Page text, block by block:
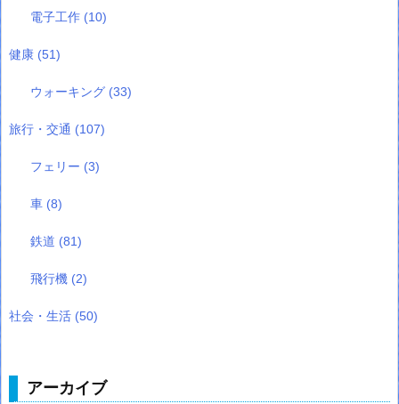
電子工作 (10)
健康 (51)
ウォーキング (33)
旅行・交通 (107)
フェリー (3)
車 (8)
鉄道 (81)
飛行機 (2)
社会・生活 (50)
アーカイブ